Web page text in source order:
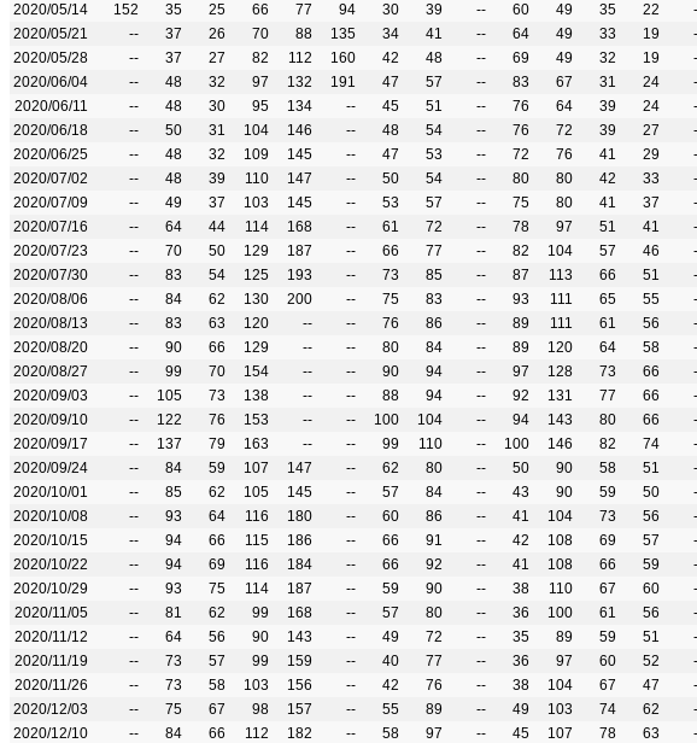
2020/05/14
152 35 25 66 77 94 30 39 -- 60 49 35 22
2020/05/21
-- 37 26 70 88 135 34 41 -- 64 49 33 19
2020/05/28
-- 37 27 82 112 160 42 48 -- 69 49 32 19
2020/06/04
-- 48 32 97 132 191 47 57 -- 83 67 31 24
2020/06/11
-- 48 30 95 134 -- 45 51 -- 76 64 39 24
2020/06/18
-- 50 31 104 146 -- 48 54 -- 76 72 39 27
2020/06/25
-- 48 32 109 145 -- 47 53 -- 72 76 41 29
2020/07/02
-- 48 39 110 147 -- 50 54 -- 80 80 42 33
2020/07/09
-- 49 37 103 145 -- 53 57 -- 75 80 41 37
2020/07/16
-- 64 44 114 168 -- 61 72 -- 78 97 51 41
2020/07/23
-- 70 50 129 187 -- 66 77 -- 82 104 57 46
2020/07/30
-- 83 54 125 193 -- 73 85 -- 87 113 66 51
2020/08/06
-- 84 62 130 200 -- 75 83 -- 93 111 65 55
2020/08/13
-- 83 63 120 -- -- 76 86 -- 89 111 61 56
2020/08/20
-- 90 66 129 -- -- 80 84 -- 89 120 64 58
2020/08/27
-- 99 70 154 -- -- 90 94 -- 97 128 73 66
2020/09/03
-- 105 73 138 -- -- 88 94 -- 92 131 77 66
2020/09/10
-- 122 76 153 -- -- 100 104 -- 94 143 80 66
2020/09/17
-- 137 79 163 -- -- 99 110 -- 100 146 82 74
2020/09/24
-- 84 59 107 147 -- 62 80 -- 50 90 58 51
2020/10/01
-- 85 62 105 145 -- 57 84 -- 43 90 59 50
2020/10/08
-- 93 64 116 180 -- 60 86 -- 41 104 73 56
2020/10/15
-- 94 66 115 186 -- 66 91 -- 42 108 69 57
2020/10/22
-- 94 69 116 184 -- 66 92 -- 41 108 66 59
2020/10/29
-- 93 75 114 187 -- 59 90 -- 38 110 67 60
2020/11/05
-- 81 62 99 168 -- 57 80 -- 36 100 61 56
2020/11/12
-- 64 56 90 143 -- 49 72 -- 35 89 59 51
2020/11/19
-- 73 57 99 159 -- 40 77 -- 36 97 60 52
2020/11/26
-- 73 58 103 156 -- 42 76 -- 38 104 67 47
2020/12/03
-- 75 67 98 157 -- 55 89 -- 49 103 74 62
2020/12/10
-- 84 66 112 182 -- 58 97 -- 45 107 78 63